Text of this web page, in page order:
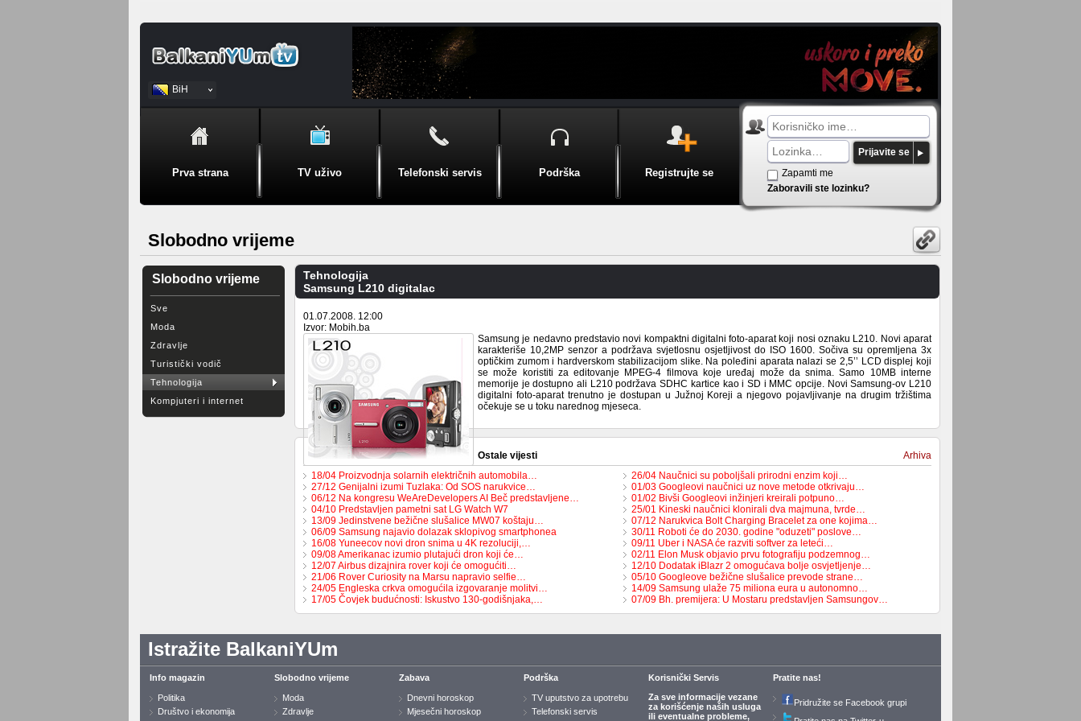
BiH
Srpski
Prva strana TV uživo Telefonski servis Podrška Registrujte se
Prijavite se
Zapamti me
Zaboravili ste lozinku?
Slobodno vrijeme
Slobodno vrijeme
Sve
Moda
Zdravlje
Turistički vodič
Tehnologija
Kompjuteri i internet
Tehnologija
Samsung L210 digitalac
01.07.2008. 12:00
Izvor: Mobih.ba
Samsung je nedavno predstavio novi kompaktni digitalni foto-aparat koji nosi oznaku L210. Novi aparat
karakteriše 10,2MP senzor a podržava svjetlosnu osjetljivost do ISO 1600. Sočiva su opremljena 3x
optičkim zumom i hardverskom stabilizacijom slike. Na poleđini aparata nalazi se 2,5’’ LCD displej koji
se može koristiti za editovanje MPEG-4 filmova koje uređaj može da snima. Samo 10MB interne
memorije je dostupno ali L210 podržava SDHC kartice kao i SD i MMC opcije. Novi Samsung-ov L210
digitalni foto-aparat trenutno je dostupan u Južnoj Koreji a njegovo pojavljivanje na drugim tržištima
očekuje se u toku narednog mjeseca.
Ostale vijesti
Arhiva
18/04 Proizvodnja solarnih električnih automobila…
27/12 Genijalni izumi Tuzlaka: Od SOS narukvice…
06/12 Na kongresu WeAreDevelopers AI Beč predstavljene…
04/10 Predstavljen pametni sat LG Watch W7
13/09 Jedinstvene bežične slušalice MW07 koštaju…
06/09 Samsung najavio dolazak sklopivog smartphonea
16/08 Yuneecov novi dron snima u 4K rezoluciji,…
09/08 Amerikanac izumio plutajući dron koji će…
12/07 Airbus dizajnira rover koji će omogućiti…
21/06 Rover Curiosity na Marsu napravio selfie…
24/05 Engleska crkva omogućila izgovaranje molitvi…
17/05 Čovjek budućnosti: Iskustvo 130-godišnjaka,…
26/04 Naučnici su poboljšali prirodni enzim koji…
01/03 Googleovi naučnici uz nove metode otkrivaju…
01/02 Bivši Googleovi inžinjeri kreirali potpuno…
25/01 Kineski naučnici klonirali dva majmuna, tvrde…
07/12 Narukvica Bolt Charging Bracelet za one kojima…
30/11 Roboti će do 2030. godine "oduzeti" poslove…
09/11 Uber i NASA će razviti softver za leteći…
02/11 Elon Musk objavio prvu fotografiju podzemnog…
12/10 Dodatak iBlazr 2 omogućava bolje osvjetljenje…
05/10 Googleove bežične slušalice prevode strane…
14/09 Samsung ulaže 75 miliona eura u autonomno…
07/09 Bh. premijera: U Mostaru predstavljen Samsungov…
Istražite BalkaniYUm
Info magazin
Politika
Društvo i ekonomija
Slobodno vrijeme
Moda
Zdravlje
Zabava
Dnevni horoskop
Mjesečni horoskop
Podrška
TV uputstvo za upotrebu
Telefonski servis
Korisnički Servis
Za sve informacije vezane
za korišćenje naših usluga
ili eventualne probleme,
Pratite nas!
Pridružite se Facebook grupi